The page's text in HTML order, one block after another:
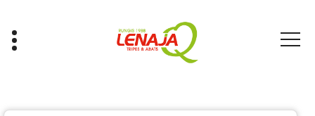
contenu